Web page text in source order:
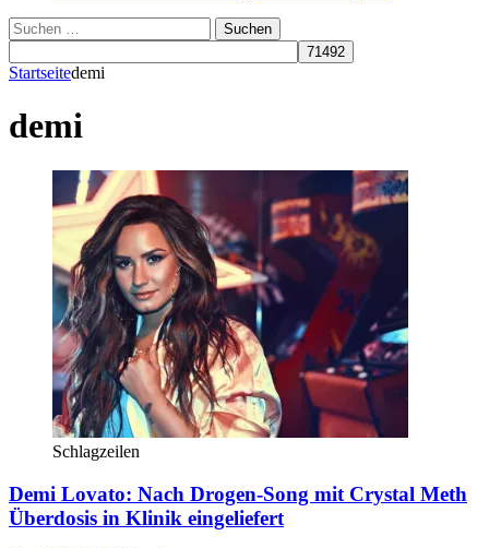
Suchen
nach:
Startseitedemi
demi
Schlagzeilen
Demi Lovato: Nach Drogen-Song mit Crystal Meth
Überdosis in Klinik eingeliefert